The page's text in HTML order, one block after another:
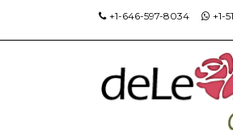
+1-646-597-8034 +1-